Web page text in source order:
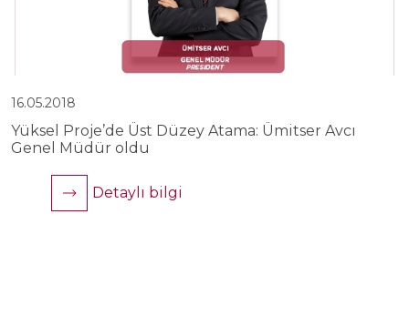
16.05.2018
Yüksel Proje’de Üst Düzey Atama: Ümitser Avcı
Genel Müdür oldu
Detaylı bilgi